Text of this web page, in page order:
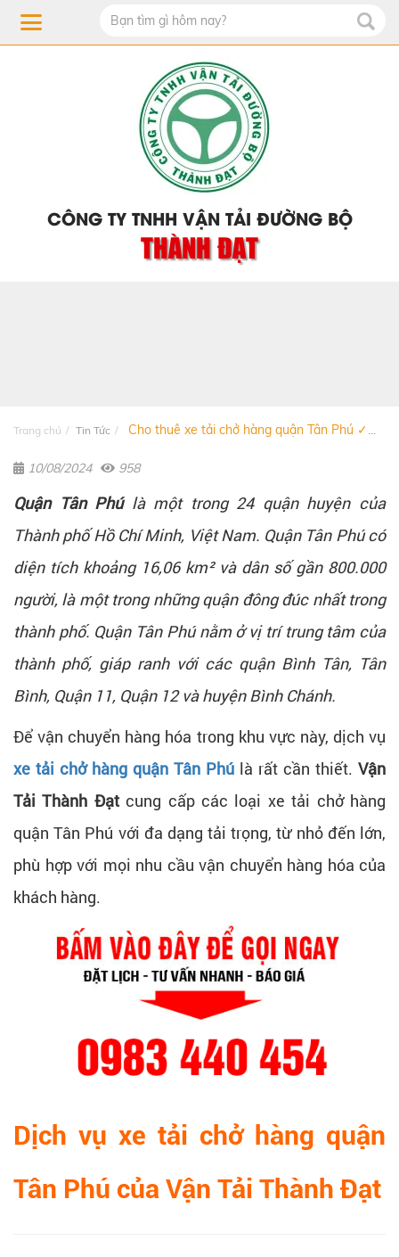
CÔNG TY TNHH VẬN TẢI ĐƯỜNG BỘ
THÀNH ĐẠT
Trang chủ Tin Tức Cho thuê xe tải chở hàng quận Tân Phú ✓...
10/08/2024 958
Quận Tân Phú là một trong 24 quận huyện của
Thành phố Hồ Chí Minh, Việt Nam. Quận Tân Phú có
diện tích khoảng 16,06 km² và dân số gần 800.000
người, là một trong những quận đông đúc nhất trong
thành phố. Quận Tân Phú nằm ở vị trí trung tâm của
thành phố, giáp ranh với các quận Bình Tân, Tân
Bình, Quận 11, Quận 12 và huyện Bình Chánh.
Để vận chuyển hàng hóa trong khu vực này, dịch vụ
xe tải chở hàng quận Tân Phú là rất cần thiết. Vận
Tải Thành Đạtcung cấp các loại xe tải chở hàng
quận Tân Phú với đa dạng tải trọng, từ nhỏ đến lớn,
phù hợp với mọi nhu cầu vận chuyển hàng hóa của
khách hàng.
Dịch vụ xe tải chở hàng quận
Tân Phú của Vận Tải Thành Đạt